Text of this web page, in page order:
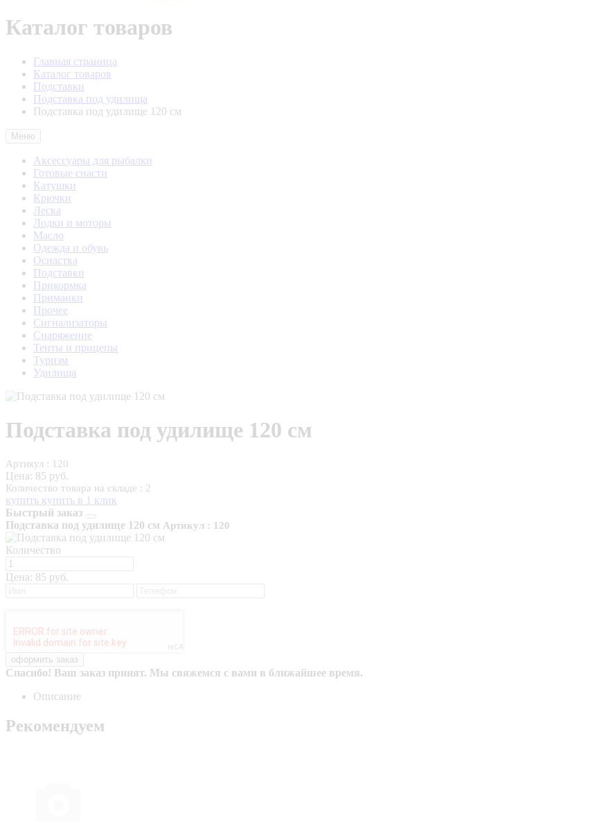
Каталог товаров
Главная страница
Каталог товаров
Подставки
Подставка под удилища
Подставка под удилище 120 см
Меню
Аксессуары для рыбалки
Готовые снасти
Катушки
Крючки
Леска
Лодки и моторы
Масло
Одежда и обувь
Оснастка
Подставки
Прикормка
Приманки
Прочее
Сигнализаторы
Снаряжение
Тенты и прицепы
Туризм
Удилища
Подставка под удилище 120 см
Артикул : 120
Цена: 85 руб.
Количество товара на складе : 2
купить купить в 1 клик
Быстрый заказ
Подставка под удилище 120 см Артикул : 120
Количество
Цена: 85 руб.
Спасибо! Ваш заказ принят. Мы свяжемся с вами в ближайшее время.
Описание
Рекомендуем